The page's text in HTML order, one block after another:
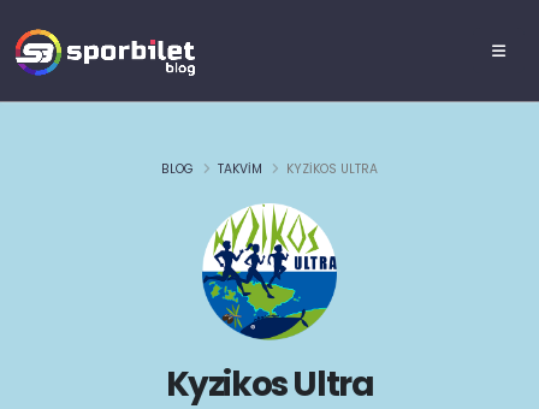
Kyzikos Ultra
BLOG TAKVIM KYZIKOS ULTRA